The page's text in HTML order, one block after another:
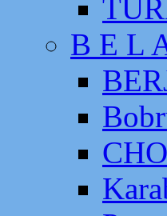
B E L